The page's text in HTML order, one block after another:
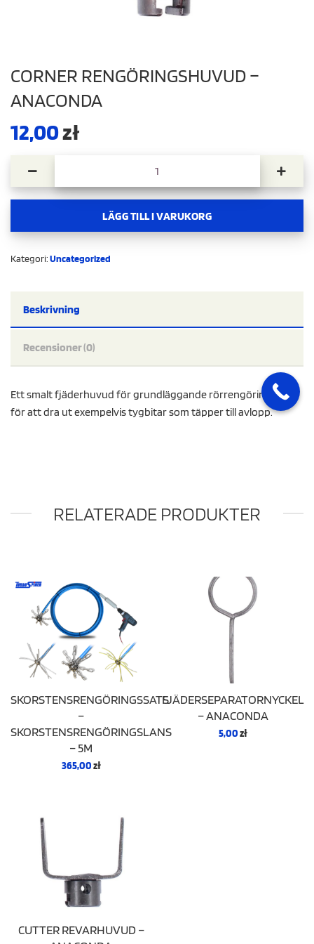
CORNER RENGÖRINGSHUVUD –
ANACONDA
12,00zł
Corner Rengöringshuvud – Anaconda mängd
LÄGG TILL I VARUKORG
Kategori:Uncategorized
Beskrivning
Recensioner (0)
Ett smalt fjäderhuvud för grundläggande rörrengöring samt
för att dra ut exempelvis tygbitar som täpper till avlopp.
RELATERADE PRODUKTER
SKORSTENSRENGÖRINGSSATS
–
SKORSTENSRENGÖRINGSLANS
– 5M
365,00zł
FJÄDERSEPARATORNYCKEL
– ANACONDA
5,00zł
CUTTER REVARHUVUD –